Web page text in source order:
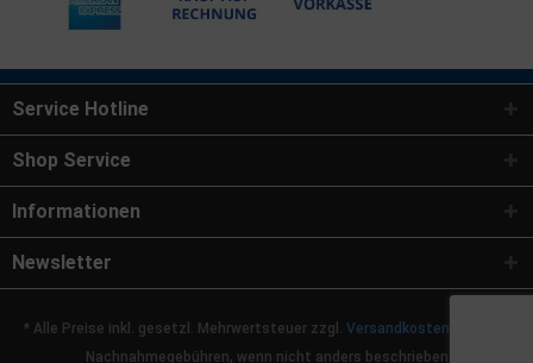
Service Hotline
Shop Service
Informationen
Newsletter
* Alle Preise inkl. gesetzl. Mehrwertsteuer zzgl. Versandkosten
Nachnahmegebühren, wenn nicht anders beschrieben